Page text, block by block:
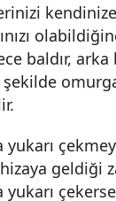
baldır, arka
şekilde
yukarı
geldiği